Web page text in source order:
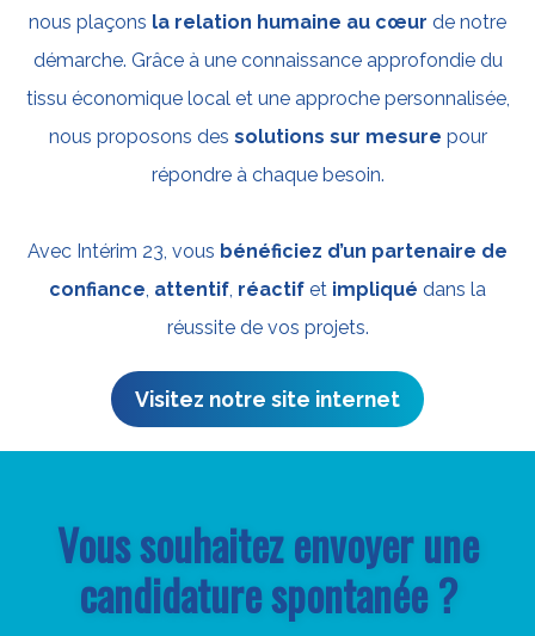
nous plaçons la relation humaine au cœur de notre
démarche. Grâce à une connaissance approfondie du
tissu économique local et une approche personnalisée,
nous proposons des solutions sur mesure pour
répondre à chaque besoin.
Avec Intérim 23, vous bénéficiez d’un partenaire de
confiance, attentif, réactif et impliqué dans la
réussite de vos projets.
Visitez notre site internet
Vous souhaitez envoyer une
candidature spontanée ?